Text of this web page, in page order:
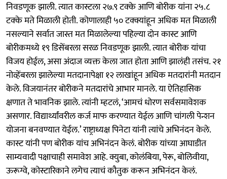
निवडणूक झाली. त्यात कास्टला २७.९ टक्के आणि बोरीक यांना २५.८
टक्के मते मिळाली होती. कोणालाही ५० टक्क्यांहून अधिक मत मिळाली
नसल्याने सर्वात जास्त मत मिळालेल्या पहिल्या दोन कास्ट आणि
बोरीकमध्ये १९ डिसेंबरला सरळ निवडणूक झाली. त्यात बोरीक यांचा
विजय होईल, असा अंदाज व्यक्त केला जात होता आणि झालंही तसंच. २१
नोव्हेंबरला झालेल्या मतदानापेक्षा १२ लाखांहून अधिक मतदारांनी मतदान
केले. विजयानंतर बोरीकने मतदारांचे आभार मानले. या ऐतिहासिक
क्षणात ते भावनिक झाले. त्यांनी म्हटलं, ‘आमचं धोरण सर्वसमावेशक
असणार. विद्यार्थ्यांवरील कर्ज माफ करण्यात येईल आणि चांगली पेन्शन
योजना बनवण्यात येईल.’ राष्ट्राध्यक्ष पिनेटा यांनी त्यांचे अभिनंदन केले.
कास्ट यांनी पण बोरीक यांच अभिनंदन केलं. बोरीक यांच्या आघाडीत
साम्यवादी पक्षाचाही समावेश आहे. क्युबा, कोलंबिया, पेरू, बोलिवीया,
ऊरूग्वे, कोस्टारिकाने लगेच त्याचं कौतुक करून अभिनंदन केलं.